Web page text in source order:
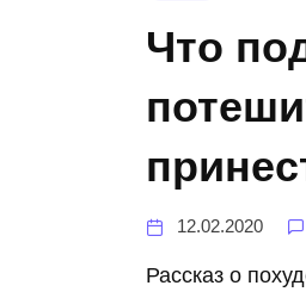
Что
12.02.2020
Рассказ о